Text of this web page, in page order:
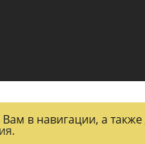
в навигации, а